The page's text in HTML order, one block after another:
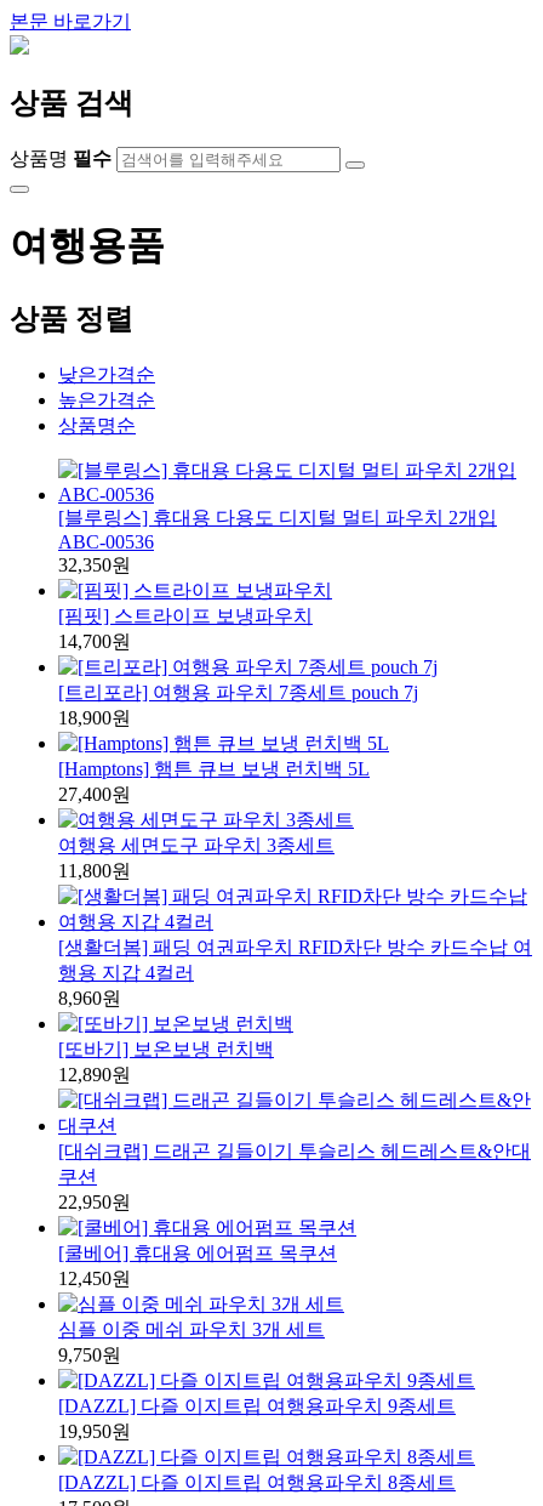
본문 바로가기
상품 검색
상품명 필수
여행용품
상품 정렬
낮은가격순
높은가격순
상품명순
[블루링스] 휴대용 다용도 디지털 멀티 파우치 2개입
ABC-00536
32,350원
[핌핏] 스트라이프 보냉파우치
14,700원
[트리포라] 여행용 파우치 7종세트 pouch 7j
18,900원
[Hamptons] 햄튼 큐브 보냉 런치백 5L
27,400원
여행용 세면도구 파우치 3종세트
11,800원
[생활더봄] 패딩 여권파우치 RFID차단 방수 카드수납 여
행용 지갑 4컬러
8,960원
[또바기] 보온보냉 런치백
12,890원
[대쉬크랩] 드래곤 길들이기 투슬리스 헤드레스트&안대
쿠션
22,950원
[쿨베어] 휴대용 에어펌프 목쿠션
12,450원
심플 이중 메쉬 파우치 3개 세트
9,750원
[DAZZL] 다즐 이지트립 여행용파우치 9종세트
19,950원
[DAZZL] 다즐 이지트립 여행용파우치 8종세트